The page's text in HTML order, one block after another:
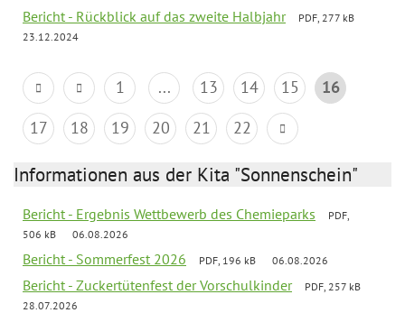
Bericht - Rückblick auf das zweite Halbjahr
PDF, 277 kB
23.12.2024
1 ... 13 14 15
16
17
18 19 20 21 22
Informationen aus der Kita "Sonnenschein"
Bericht - Ergebnis Wettbewerb des Chemieparks
PDF,
506 kB
06.08.2026
Bericht - Sommerfest 2026 PDF, 196 kB 06.08.2026
Bericht - Zuckertütenfest der Vorschulkinder
PDF, 257 kB
28.07.2026